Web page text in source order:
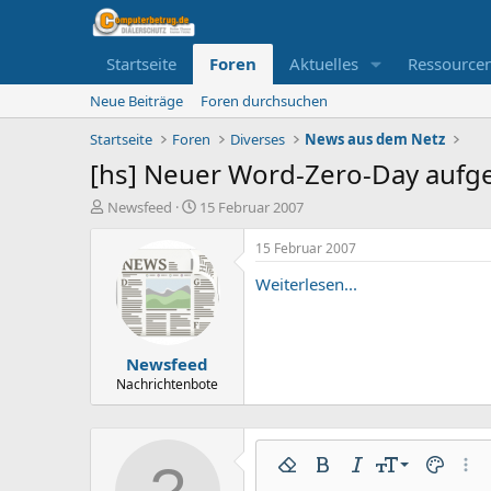
Startseite Foren Aktuelles
Neue Beiträge
Foren durchsuchen
Startseite
Foren Diverses News aus dem Netz
[hs] Neuer Word-Zero-Day
E
Newsfeed
E
t
e
l
l
a
m
15 Februar 2007
Newsfeed
Nachrichtenbote
15 Februar 2007
Weiterlesen...
Formatierung entfernen
Fett KursivSchriftgröße
9
Textfarbe